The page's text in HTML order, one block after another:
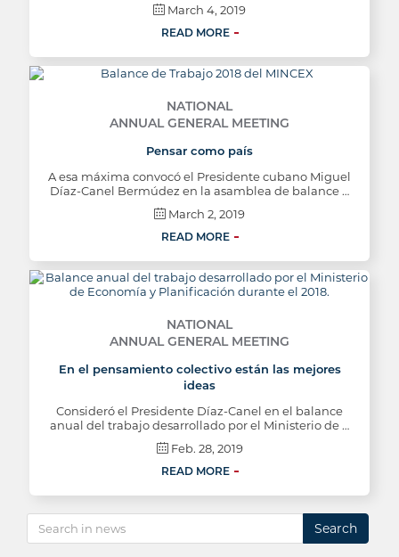
March 4, 2019
READ MORE
NATIONAL
ANNUAL GENERAL MEETING
Pensar como país
A esa máxima convocó el Presidente cubano Miguel
Díaz-Canel Bermúdez en la asamblea de balance …
March 2, 2019
READ MORE
NATIONAL
ANNUAL GENERAL MEETING
En el pensamiento colectivo están las mejores
ideas
Consideró el Presidente Díaz-Canel en el balance
anual del trabajo desarrollado por el Ministerio de …
Feb. 28, 2019
READ MORE
Search